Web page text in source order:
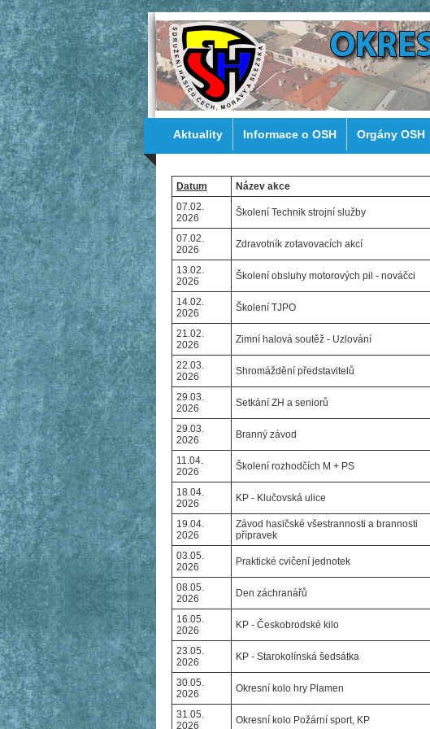
Aktuality Informace o OSH Orgány OSH
Datum Název akce
07.02.
2026
Školení Technik strojní služby
07.02.
2026
Zdravotník zotavovacích akcí
13.02.
2026
Školení obsluhy motorových pil - nováčci
14.02.
2026
Školení TJPO
21.02.
2026
Zimní halová soutěž - Uzlování
22.03.
2026
Shromáždění představitelů
29.03.
2026
Setkání ZH a seniorů
29.03.
2026
Branný závod
11.04.
2026
Školení rozhodčích M + PS
18.04.
2026
KP - Klučovská ulice
19.04.
2026
Závod hasičské všestrannosti a brannosti
přípravek
03.05.
2026
Praktické cvičení jednotek
08.05.
2026
Den záchranářů
16.05.
2026
KP - Českobrodské kilo
23.05.
2026
KP - Starokolínská šedsátka
30.05.
2026
Okresní kolo hry Plamen
31.05.
2026
Okresní kolo Požární sport, KP